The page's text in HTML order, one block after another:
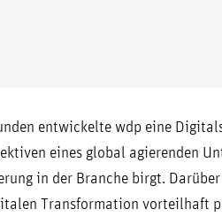
entwickelte wdp eine
eines global agierenden
in der Branche birgt.
Transformation vorteilhaft